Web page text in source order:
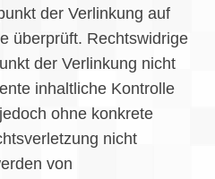
der Verlinkung auf
überprüft. Rechtswidrige
der Verlinkung nicht
inhaltliche Kontrolle
ohne konkrete
nicht
von